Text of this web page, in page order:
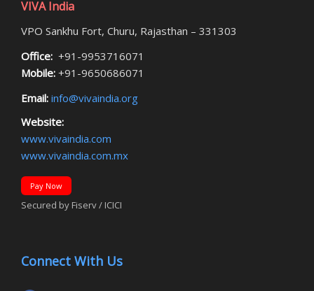
VIVA India
VPO Sankhu Fort, Churu, Rajasthan – 331303
Office: +91-9953716071
Mobile: +91-9650686071
Email: info@vivaindia.org
Website:
www.vivaindia.com
www.vivaindia.com.mx
Pay Now
Secured by Fiserv / ICICI
Connect With Us